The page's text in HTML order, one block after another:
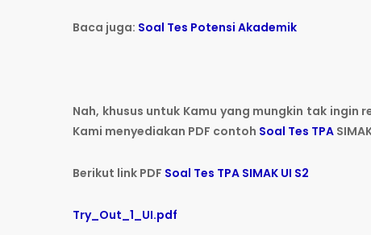
Baca juga: Soal Tes Potensi Akademik
Nah, khusus untuk Kamu yang mungkin tak
Kami menyediakan PDF contoh Soal Tes TPA
Berikut link PDF Soal Tes TPA SIMAK UI S2
Try_Out_1_UI.pdf